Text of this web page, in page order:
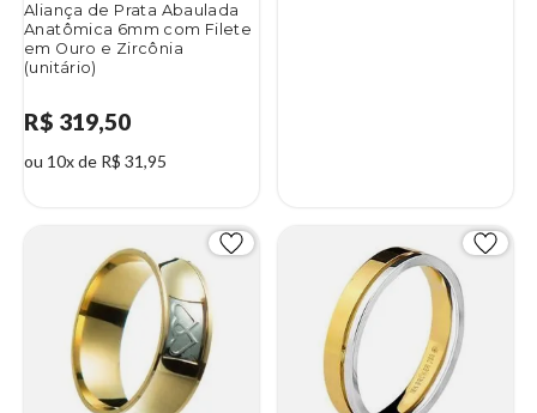
Aliança de Prata Abaulada
Anatômica 6mm com Filete
em Ouro e Zircônia
(unitário)
R$ 319,50
ou 10x de R$ 31,95